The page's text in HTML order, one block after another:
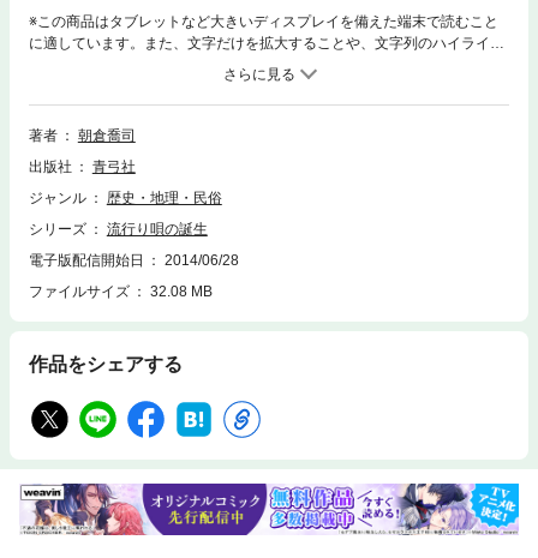
※この商品はタブレットなど大きいディスプレイを備えた端末で読むこと
に適しています。また、文字だけを拡大することや、文字列のハイライ
ト、検索、辞書の参照、引用などの機能が使用できません。漂泊芸能民の
著者
朝倉喬司
出版社
青弓社
ジャンル
歴史・地理・民俗
シリーズ
流行り唄の誕生
電子版配信開始日
2014/06/28
ファイルサイズ
32.08 MB
作品をシェアする